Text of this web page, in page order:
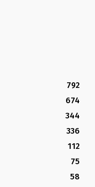
792
674
344
336
112
75
58